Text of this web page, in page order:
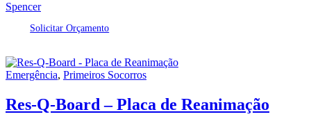
Spencer
Solicitar Orçamento
Emergência, Primeiros Socorros
Res-Q-Board – Placa de Reanimação